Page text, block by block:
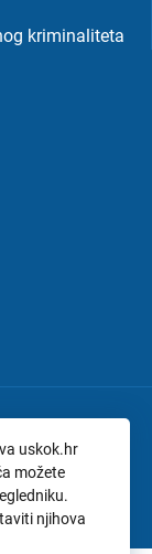
kriminaliteta
uskok.hr
možete
njihova